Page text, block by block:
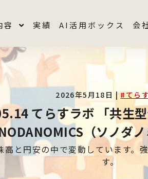
容 実績 AI活用ボックス 会
2026年5月18日 |#てら
てらすラボ 「共生
（ソノダノ
高と円安の中で変動しています。
す。